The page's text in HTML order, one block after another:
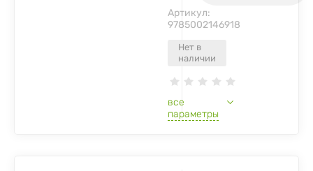
Нет в
наличии
Артикул:
9785002146918
все
параметры